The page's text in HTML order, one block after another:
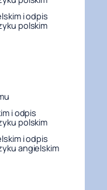
i odpis
polskim
i odpis
polskim
i odpis
angielskim